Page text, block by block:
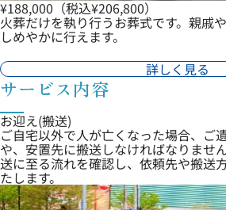
¥188,000 （税込¥206,800）
火葬だけを執り行うお葬式です。親戚
しめやかに行えます。
詳しく見る
サービス内容
お迎え(搬送)
ご自宅以外で人が亡くなった場合、ご
や、安置先に搬送しなければなりませ
送に至る流れを確認し、依頼先や搬送
たします。